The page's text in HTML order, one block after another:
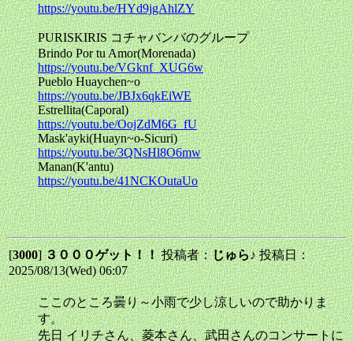
https://youtu.be/HYd9jgAhlZY
PURISKIRIS コチャバンバのグループ
Brindo Por tu Amor(Morenada)
https://youtu.be/VGknf_XUG6w
Pueblo Huaychen~o
https://youtu.be/JBJx6qkEiWE
Estrellita(Caporal)
https://youtu.be/OojZdM6G_fU
Mask'ayki(Huayn~o-Sicuri)
https://youtu.be/3QNsHl8O6mw
Manan(K'antu)
https://youtu.be/41NCKOutaUo
[3000]３０００ゲット！！投稿者：じゅら♪投稿日：
2025/08/13(Wed) 06:07
ここのところ曇り～小雨で少し涼しいので助かりま
す。
先日 イリチさん、菱本さん、武田さんのコンサートに